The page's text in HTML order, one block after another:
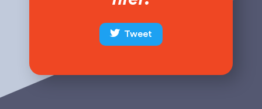
Tweet